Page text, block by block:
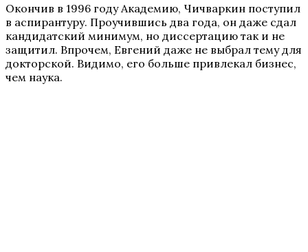
Окончив в 1996 году Академию, Чичваркин поступил
в аспирантуру. Проучившись два года, он даже сдал
кандидатский минимум, но диссертацию так и не
защитил. Впрочем, Евгений даже не выбрал тему для
докторской. Видимо, его больше привлекал бизнес,
чем наука.